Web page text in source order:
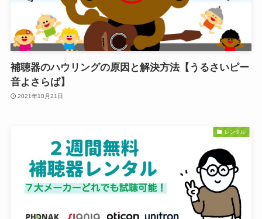
補聴器のハウリングの原因と解決方法【うるさいピー
音よさらば】
2021年10月21日
レンタル